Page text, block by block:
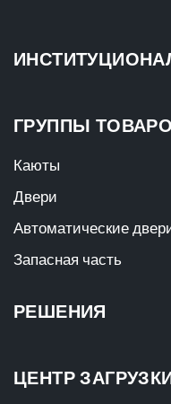
ГРУППЫ
Каюты
Двери
Автоматические
Запасная часть
РЕШЕНИЯ
ЦЕНТР